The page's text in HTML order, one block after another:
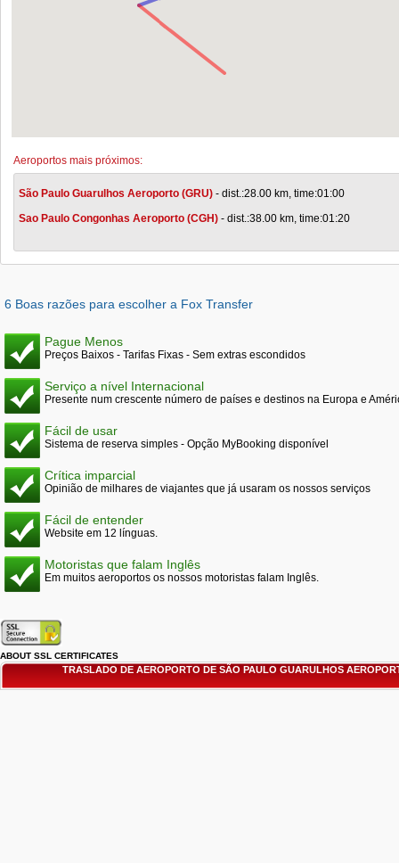
Aeroportos mais próximos:
São Paulo Guarulhos Aeroporto (GRU) - dist.:28.00 km, time:01:00
Sao Paulo Congonhas Aeroporto (CGH) - dist.:38.00 km, time:01:20
6 Boas razões para escolher a Fox Transfer
Pague Menos
Preços Baixos - Tarifas Fixas - Sem extras escondidos
Serviço a nível Internacional
Presente num crescente número de países e destinos na Europa e
Fácil de usar
Sistema de reserva simples - Opção MyBooking disponível
Crítica imparcial
Opinião de milhares de viajantes que já usaram os nossos serviços
Fácil de entender
Website em 12 línguas.
Motoristas que falam Inglês
Em muitos aeroportos os nossos motoristas falam Inglês.
ABOUT SSL CERTIFICATES
TRASLADO DE AEROPORTO DE SÃO PAULO GUARULHOS